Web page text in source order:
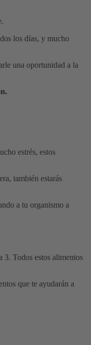
los días, y mucho
una oportunidad a la
estrés, estos
también estarás
a tu organismo a
3. Todos estos alimentos
que te ayudarán a